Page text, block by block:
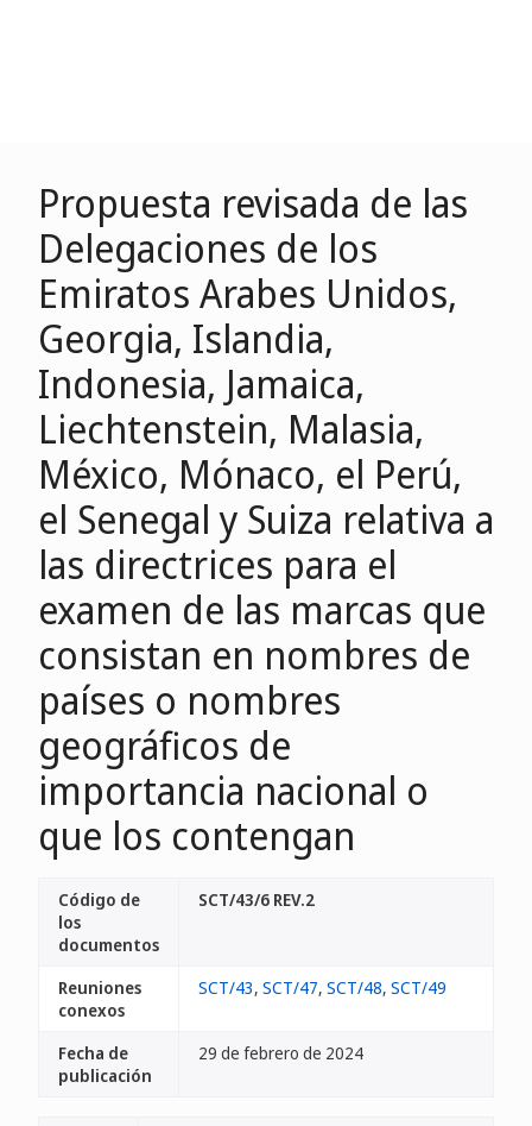
Propuesta revisada de las
Delegaciones de los
Emiratos Arabes Unidos,
Georgia, Islandia,
Indonesia, Jamaica,
Liechtenstein, Malasia,
México, Mónaco, el Perú,
el Senegal y Suiza relativa a
las directrices para el
examen de las marcas que
consistan en nombres de
países o nombres
geográficos de
importancia nacional o
que los contengan
Código de
los
documentos
SCT/43/6 REV.2
Reuniones
conexos
SCT/43, SCT/47, SCT/48, SCT/49
Fecha de
publicación
29 de febrero de 2024